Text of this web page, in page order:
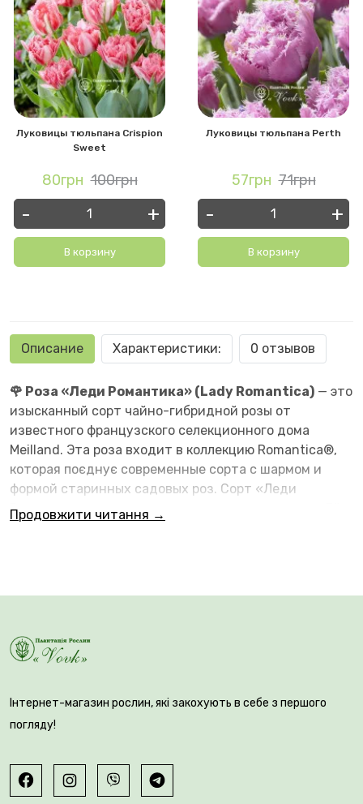
Луковицы тюльпана Crispion
Sweet
80грн 100грн
- +
В корзину
Луковицы тюльпана Perth
57грн 71грн
- +
В корзину
Описание Характеристики: 0 отзывов
🌹 Роза «Леди Романтика» (Lady Romantica) — это
изысканный сорт чайно-гибридной розы от
известного французского селекционного дома
Meilland. Эта роза входит в коллекцию Romantica®,
которая поєднує современные сорта с шармом и
формой старинных садовых роз. Сорт «Леди
Романтика» имеет нежную, элегантную окраску. Её
🌱 Цветки очень крупные, густомахровые, с большим
Продовжити читання →
Інтернет-магазин рослин, які закохують в себе з першого
погляду!